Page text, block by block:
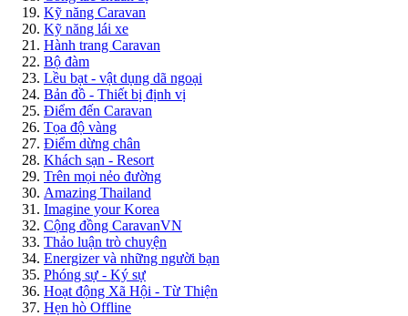
Kỹ năng Caravan
Kỹ năng lái xe
Hành trang Caravan
Bộ đàm
Lều bạt - vật dụng dã ngoại
Bản đồ - Thiết bị định vị
Điểm đến Caravan
Tọa độ vàng
Điểm dừng chân
Khách sạn - Resort
Trên mọi nẻo đường
Amazing Thailand
Imagine your Korea
Cộng đồng CaravanVN
Thảo luận trò chuyện
Energizer và những người bạn
Phóng sự - Ký sự
Hoạt động Xã Hội - Từ Thiện
Hẹn hò Offline